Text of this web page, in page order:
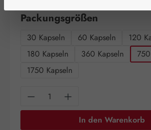
Packungsgrößen
30 Kapseln 60 Kapseln
120
180 Kapseln
360 Kapseln
1750 Kapseln
Produkt Anzahl: Gib den
In den Warenkorb